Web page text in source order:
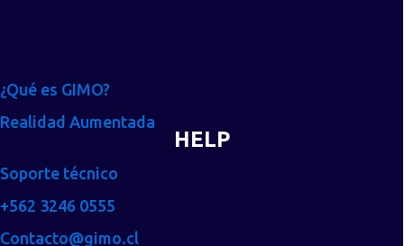
¿Qué es GIMO?
Realidad Aumentada
HELP
Soporte técnico
+562 3246 0555
Contacto@gimo.cl